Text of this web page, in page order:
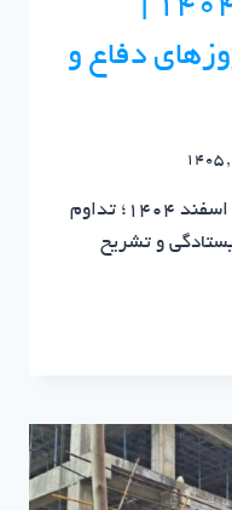
دفاع و
گزارش پیشرفت آپادانا تهران در اسفند 1404؛ تداوم
و تشریح